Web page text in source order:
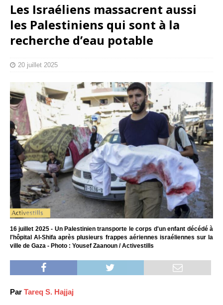
Les Israéliens massacrent aussi
les Palestiniens qui sont à la
recherche d’eau potable
20 juillet 2025
16 juillet 2025 - Un Palestinien transporte le corps d'un enfant décédé à
l'hôpital Al-Shifa après plusieurs frappes aériennes israéliennes sur la
ville de Gaza - Photo : Yousef Zaanoun / Activestills
Par Tareq S. Hajjaj